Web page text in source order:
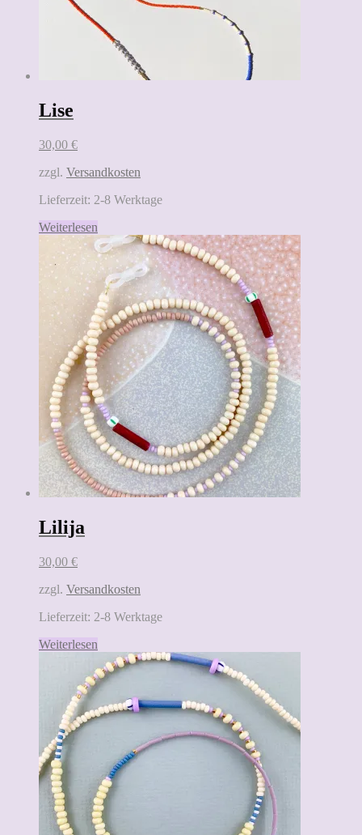
Lise
30,00 €
zzgl. Versandkosten
Lieferzeit: 2-8 Werktage
Weiterlesen
Lilija
30,00 €
zzgl. Versandkosten
Lieferzeit: 2-8 Werktage
Weiterlesen